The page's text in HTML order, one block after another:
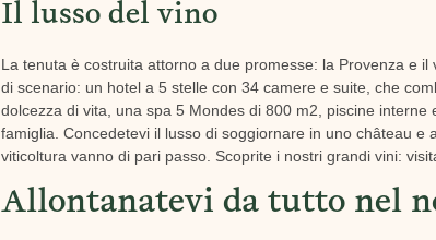
Il lusso del vino
La tenuta è costruita attorno a due promesse: la Provenza e
di scenario: un hotel a 5 stelle con 34 camere e suite, che
dolcezza di vita, una spa 5 Mondes di 800 m2, piscine
famiglia. Concedetevi il lusso di soggiornare in uno château
viticoltura vanno di pari passo. Scoprite i nostri grandi vini:
Allontanatevi da tutto nel